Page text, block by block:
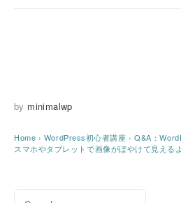
by minimalwp
Home › WordPress初心者講座 ›Q&A：
スマホやタブレットで画像がぼやけて見える